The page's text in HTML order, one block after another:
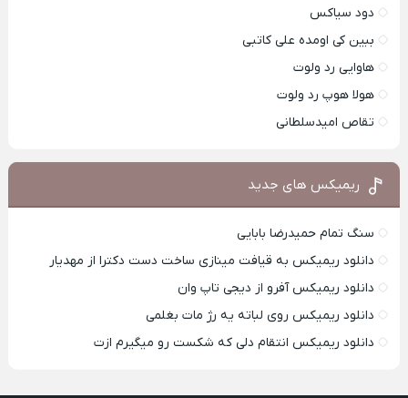
دود سیاکس
ببین کی اومده علی کاتبی
هاوایی رد ولوت
هولا هوپ رد ولوت
تقاص امیدسلطانی
ریمیکس های جدید
سنگ تمام حمیدرضا بابایی
دانلود ریمیکس به قیافت مینازی ساخت دست دکترا از مهدیار
دانلود ریمیکس آفرو از ديجی تاپ وان
دانلود ریمیکس روی لباته یه رژ مات بغلمی
دانلود ریمیکس انتقام دلی که شکست رو میگیرم ازت